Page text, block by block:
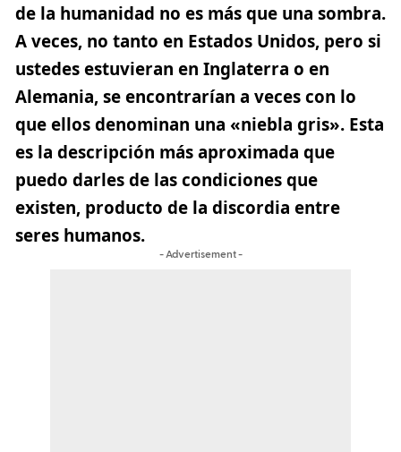
de la humanidad no es más que una sombra.
A veces, no tanto en Estados Unidos, pero si
ustedes estuvieran en Inglaterra o en
Alemania, se encontrarían a veces con lo
que ellos denominan una «niebla gris». Esta
es la descripción más aproximada que
puedo darles de las condiciones que
existen, producto de la discordia entre
seres humanos.
- Advertisement -